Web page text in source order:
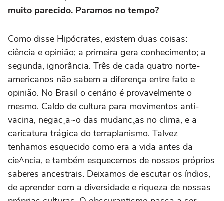
muito parecido. Paramos no tempo?
Como disse Hipócrates, existem duas coisas:
ciência e opinião; a primeira gera conhecimento; a
segunda, ignorância. Três de cada quatro norte-
americanos não sabem a diferença entre fato e
opinião. No Brasil o cenário é provavelmente o
mesmo. Caldo de cultura para movimentos anti-
vacina, negac¸a~o das mudanc¸as no clima, e a
caricatura trágica do terraplanismo. Talvez
tenhamos esquecido como era a vida antes da
cie^ncia, e também esquecemos de nossos próprios
saberes ancestrais. Deixamos de escutar os índios,
de aprender com a diversidade e riqueza de nossas